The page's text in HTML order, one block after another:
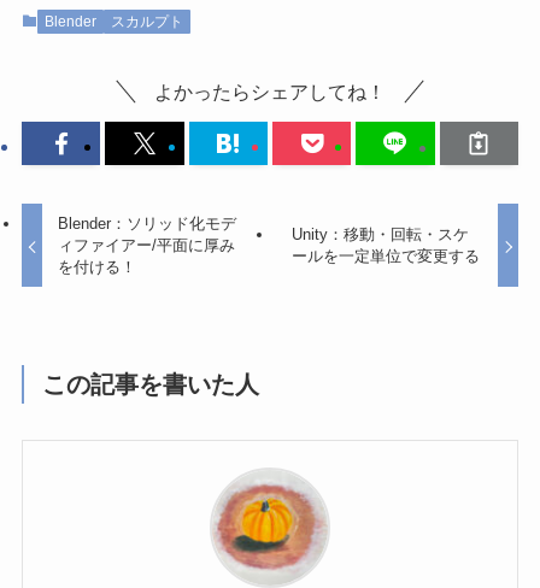
Blender スカルプト
よかったらシェアしてね！
Blender：ソリッド化モデ
ィファイアー/平面に厚み
を付ける！
Unity：移動・回転・スケ
ールを一定単位で変更する
この記事を書いた人